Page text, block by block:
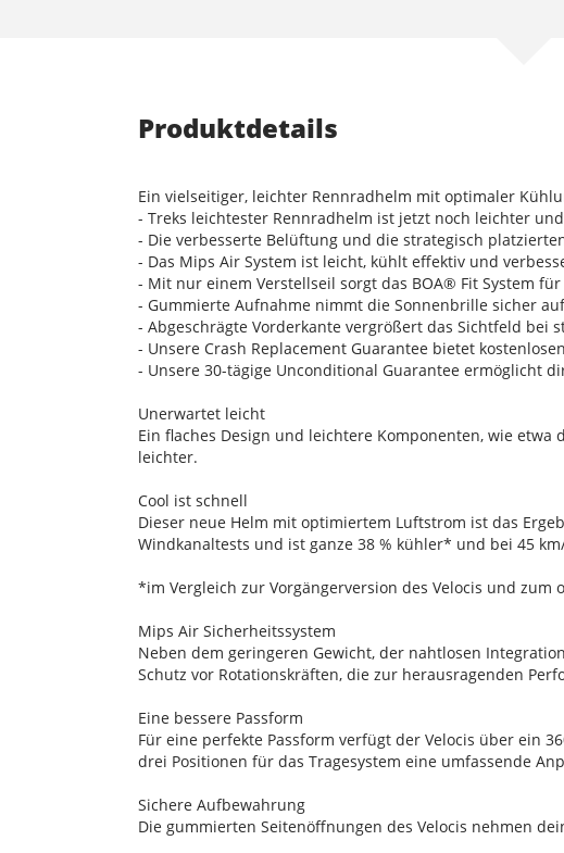
Produktdetails
Ein vielseitiger, leichter Rennradhelm mit optimaler
- Treks leichtester Rennradhelm ist jetzt noch leichter
- Die verbesserte Belüftung und die strategisch
- Das Mips Air System ist leicht, kühlt effektiv und
- Mit nur einem Verstellseil sorgt das BOA® Fit System
- Gummierte Aufnahme nimmt die Sonnenbrille sicher auf
- Abgeschrägte Vorderkante vergrößert das Sichtfeld bei
- Unsere Crash Replacement Guarantee bietet
- Unsere 30-tägige Unconditional Guarantee ermöglicht
Unerwartet leicht
Ein flaches Design und leichtere Komponenten, wie etwa
leichter.
Cool ist schnell
Dieser neue Helm mit optimiertem Luftstrom ist das
Windkanaltests und ist ganze 38 % kühler* und bei 45
*im Vergleich zur Vorgängerversion des Velocis und zum
Mips Air Sicherheitssystem
Neben dem geringeren Gewicht, der nahtlosen
Schutz vor Rotationskräften, die zur herausragenden
Eine bessere Passform
Für eine perfekte Passform verfügt der Velocis über ein
drei Positionen für das Tragesystem eine umfassende
Sichere Aufbewahrung
Die gummierten Seitenöffnungen des Velocis nehmen